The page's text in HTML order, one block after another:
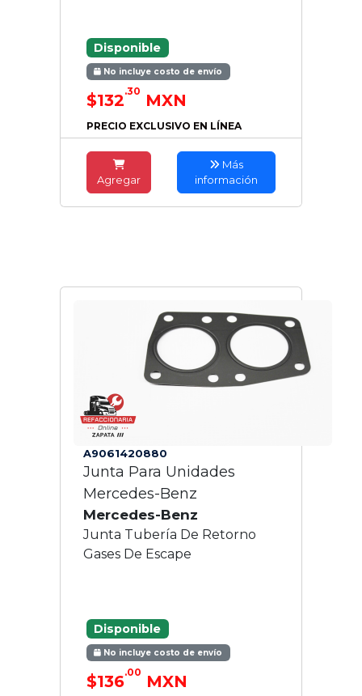
Disponible
No incluye costo de envío
$132.30 MXN
PRECIO EXCLUSIVO EN LÍNEA
Agregar
Más
información
A9061420880
Junta Para Unidades
Mercedes-Benz
Mercedes-Benz
Junta Tubería De Retorno
Gases De Escape
Disponible
No incluye costo de envío
$136.00 MXN